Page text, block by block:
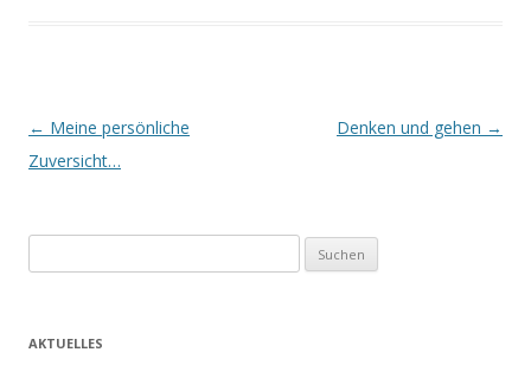
Beitrags-
Navigation
← Meine persönliche
Zuversicht…
Denken und gehen →
nach:
AKTUELLES